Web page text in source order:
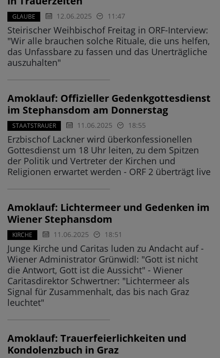
GLAUBE 12.06.2025 11:47
Steirischer Weihbischof Freitag in ORF-Interview:
"Wir alle brauchen solche Rituale, die uns helfen,
das Unfassbare zu fassen und das Unerträgliche
auszuhalten"
Amoklauf: Offizieller Gedenkgottesdienst
im Stephansdom am Donnerstag
STAATSTRAUER 11.06.2025 18:55
Erzbischof Lackner wird überkonfessionellen
Gottesdienst um 18 Uhr leiten, zu dem Spitzen
der Politik und Vertreter der Kirchen und
Religionen erwartet werden - ORF 2 überträgt live
Amoklauf: Lichtermeer und Gedenken im
Wiener Stephansdom
KIRCHE 11.06.2025 18:51
Junge Kirche und Caritas luden zu Andacht auf -
Wiener Administrator Grünwidl: "Gott ist nicht
die Antwort, Gott ist die Aussicht" - Wiener
Caritasdirektor Schwertner: "Lichtermeer als
Signal für Zusammenhalt, das bis nach Graz
leuchtet"
Amoklauf: Trauerfeierlichkeiten und
Kondolenzbuch in Graz